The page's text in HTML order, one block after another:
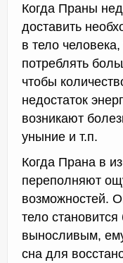
Когда Праны
доставить
в тело
потреблять
чтобы
недостаток
возникают
уныние и т.п.
Когда Прана в
переполняют
возможностей.
тело
выносливым,
сна для